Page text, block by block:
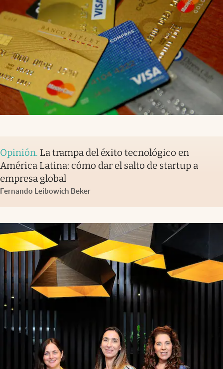
Opinión. La trampa del éxito tecnológico en
América Latina: cómo dar el salto de startup a
empresa global
Fernando Leibowich Beker